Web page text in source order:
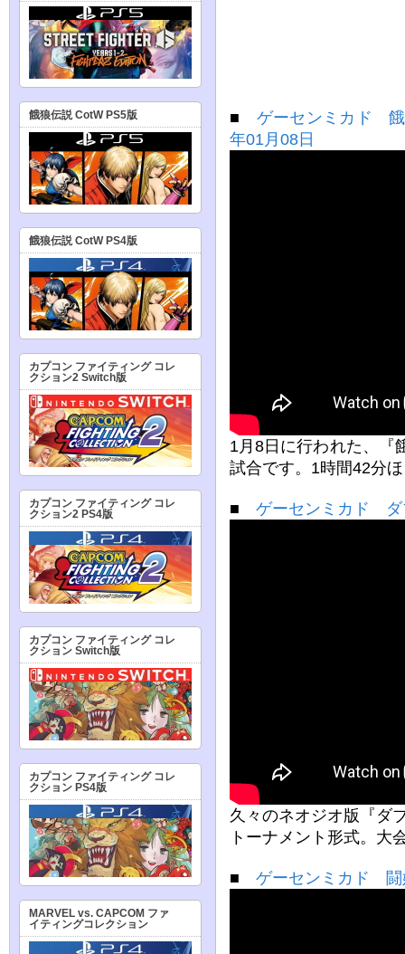
■ ゲーセンミカド
年01月08日
1月8日に行われた、『
試合です。1時間42分
■ ゲーセンミカド
久々のネオジオ版『ダ
トーナメント形式。大
■ ゲーセンミカド
餓狼伝説 CotW PS5版
餓狼伝説 CotW PS4版
カプコン ファイティング コレ
クション2 Switch版
カプコン ファイティング コレ
クション2 PS4版
カプコン ファイティング コレ
クション Switch版
カプコン ファイティング コレ
クション PS4版
MARVEL vs. CAPCOM ファ
イティングコレクション